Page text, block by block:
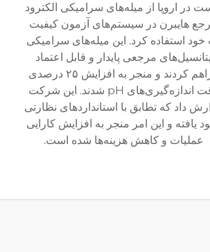
در اروپا از میله‌های سرامیکی الکترود
هایبرن در سیستم‌های آزمون کیفیت
خود استفاده کرد. این میله‌های سرامیکی
پتانسیل‌های مرجعی پایدار و قابل اعتماد
فراهم کردند و منجر به افزایش ۲۵ درصدی
دقت اندازه‌گیری‌های pH شدند. این شرکت
داد که تطابق با استانداردهای نظارتی
یافته و این امر منجر به افزایش کارایی
عملیات و کاهش هزینه‌ها شده است.